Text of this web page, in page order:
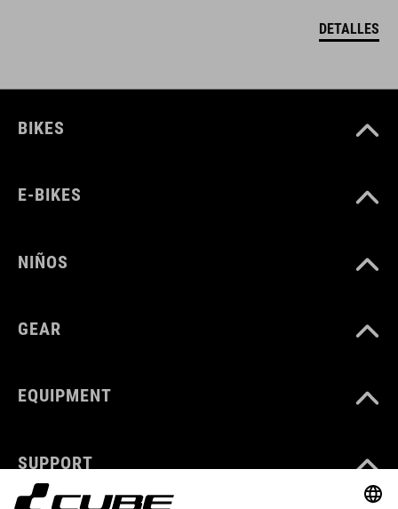
DETALLES
BIKES
E-BIKES
NIÑOS
GEAR
EQUIPMENT
SUPPORT